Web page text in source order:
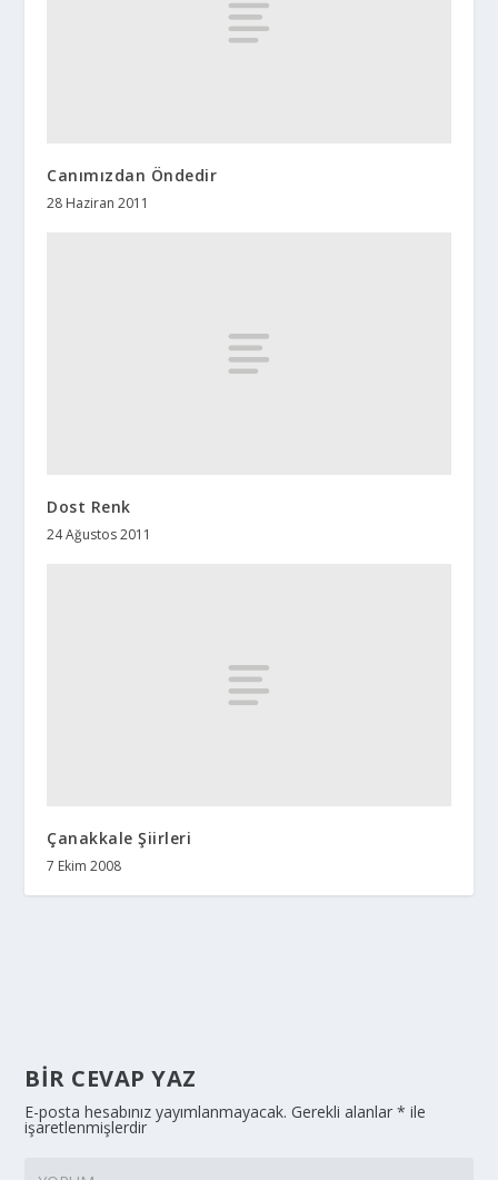
Canımızdan Öndedir
28 Haziran 2011
Dost Renk
24 Ağustos 2011
Çanakkale Şiirleri
7 Ekim 2008
BIR CEVAP YAZ
E-posta hesabınız yayımlanmayacak. Gerekli alanlar* ile
işaretlenmişlerdir